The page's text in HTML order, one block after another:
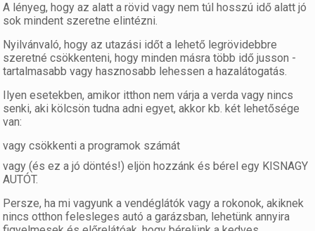
A lényeg, hogy az alatt a rövid vagy nem túl hosszú idő alatt jó
sok mindent szeretne elintézni.
Nyilvánvaló, hogy az utazási időt a lehető legrövidebbre
szeretné csökkenteni, hogy minden másra több idő jusson -
tartalmasabb vagy hasznosabb lehessen a hazalátogatás.
Ilyen esetekben, amikor itthon nem várja a verda vagy nincs
senki, aki kölcsön tudna adni egyet, akkor kb. két lehetősége
van:
vagy csökkenti a programok számát
vagy (és ez a jó döntés!) eljön hozzánk és bérel egy KISNAGY
AUTÓT.
Persze, ha mi vagyunk a vendéglátók vagy a rokonok, akiknek
nincs otthon felesleges autó a garázsban, lehetünk annyira